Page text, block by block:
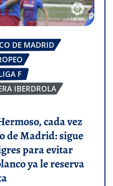
DE MADRID
F
IBERDROLA
cada vez
de Madrid: sigue
para evitar
ya le reserva